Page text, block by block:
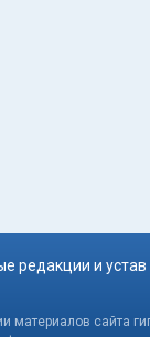
редакции и устав
сайта